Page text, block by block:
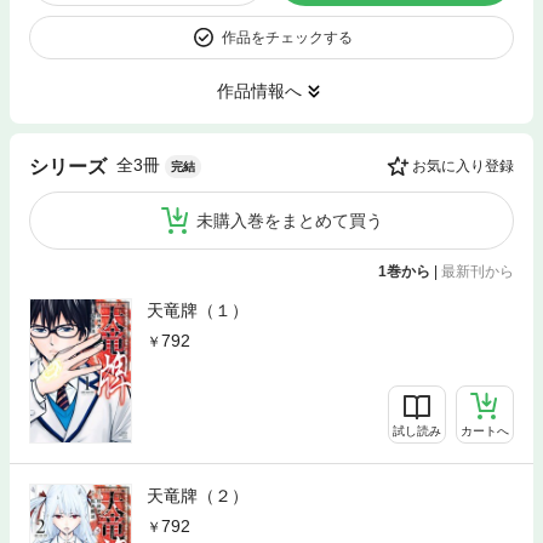
作品をチェックする
作品情報へ
シリーズ 全3冊 完結 お気に入り登録
未購入巻をまとめて買う
1巻から | 最新刊から
天竜牌（１）
792
試し読み カートへ
天竜牌（２）
792